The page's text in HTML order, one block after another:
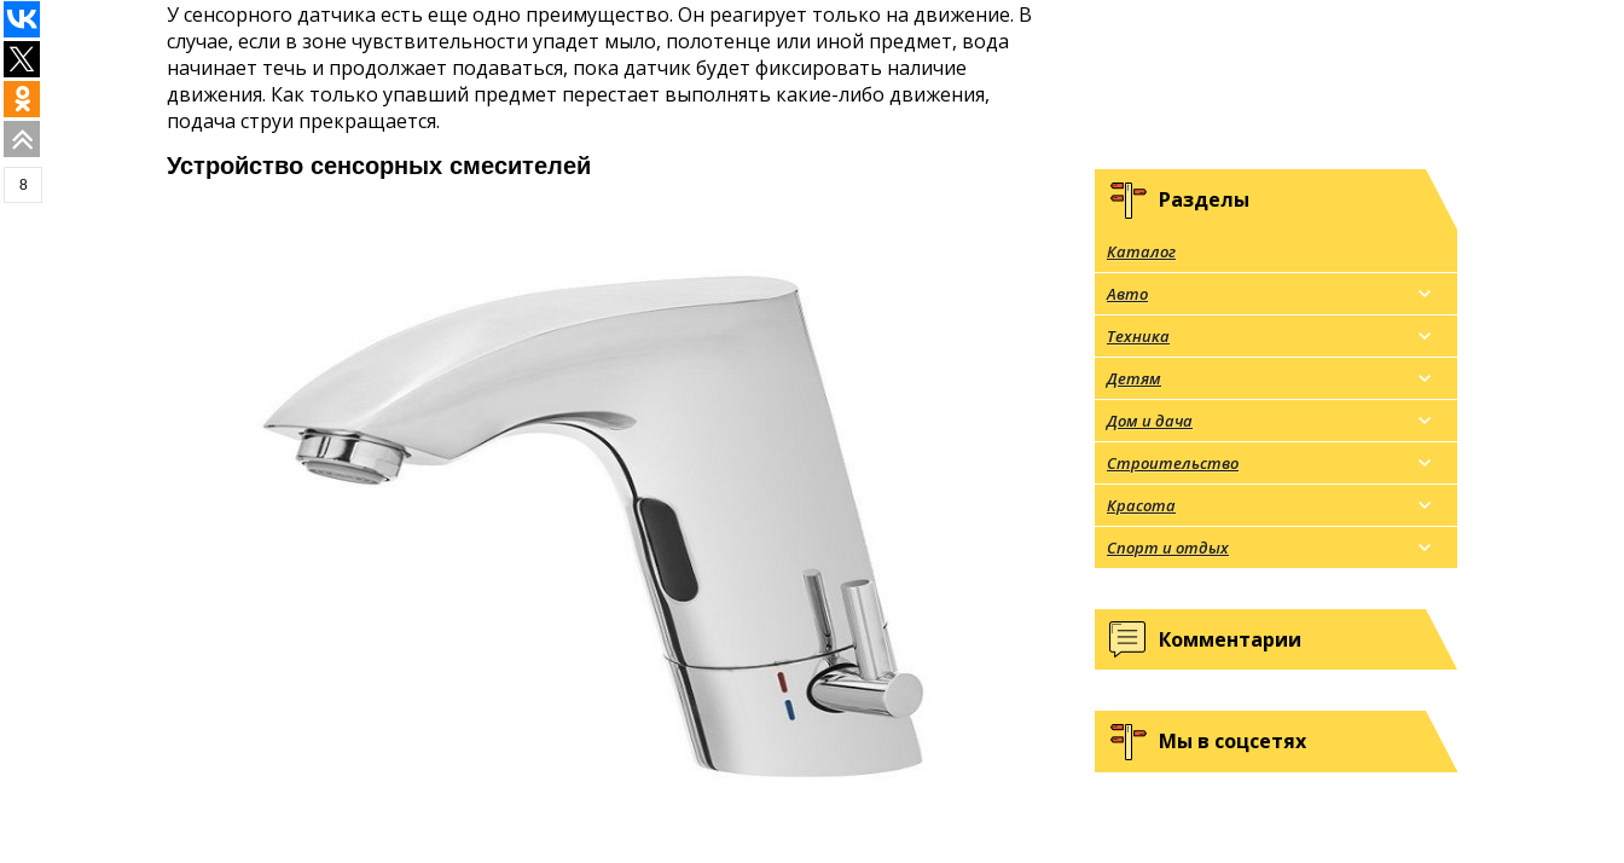
У сенсорного датчика есть еще одно преимущество. Он реагирует только на движение. В
случае, если в зоне чувствительности упадет мыло, полотенце или иной предмет, вода
начинает течь и продолжает подаваться, пока датчик будет фиксировать наличие
движения. Как только упавший предмет перестает выполнять какие-либо движения,
подача струи прекращается.
Устройство сенсорных смесителей
Разделы
Каталог
Авто
Техника
Детям
Дом и дача
Строительство
Красота
Спорт и отдых
Комментарии
Мы в соцсетях
8